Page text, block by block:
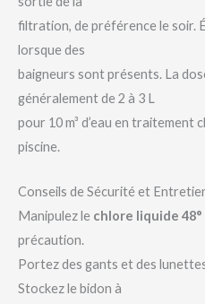
filtration, de préférence le soir.
lorsque des
baigneurs sont présents. La
généralement de 2 à 3 L
pour 10 m³ d’eau en traitement
piscine.
Conseils de Sécurité et
Manipulez le chlore liquide
précaution.
Portez des gants et des
Stockez le bidon à